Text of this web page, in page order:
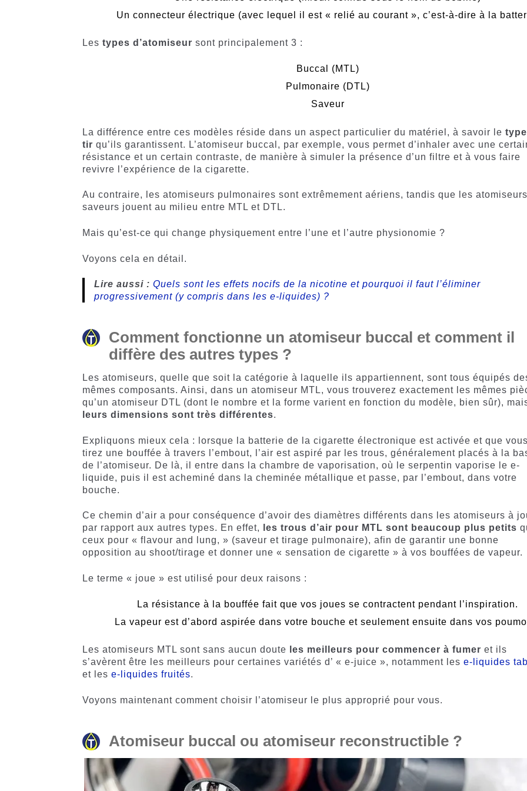
Un connecteur électrique (avec lequel il est « relié au courant », c’est-à-dire à la
Lestypes d’atomiseur sont principalement 3 :
Buccal (MTL)
Pulmonaire (DTL)
Saveur
La différence entre ces modèles réside dans un aspect particulier du matériel, à savoir le
tirqu’ils garantissent. L’atomiseur buccal, par exemple, vous permet d’inhaler avec une
résistance et un certain contraste, de manière à simuler la présence d’un filtre et à vous faire
revivre l’expérience de la cigarette.
Au contraire, les atomiseurs pulmonaires sont extrêmement aériens, tandis que les
saveurs jouent au milieu entre MTL et DTL.
Mais qu’est-ce qui change physiquement entre l’une et l’autre physionomie ?
Voyons cela en détail.
Lire aussi :Quels sont les effets nocifs de la nicotine et pourquoi il faut l’éliminer
progressivement (y compris dans les e-liquides) ?
Comment fonctionne un atomiseur buccal et comment il
diffère des autres types ?
Les atomiseurs, quelle que soit la catégorie à laquelle ils appartiennent, sont tous équipés
mêmes composants. Ainsi, dans un atomiseur MTL, vous trouverez exactement les mêmes
qu’un atomiseur DTL (dont le nombre et la forme varient en fonction du modèle, bien sûr),
leurs dimensions sont très différentes.
Expliquons mieux cela : lorsque la batterie de la cigarette électronique est activée et que vous
tirez une bouffée à travers l’embout, l’air est aspiré par les trous, généralement placés à la
de l’atomiseur. De là, il entre dans la chambre de vaporisation, où le serpentin vaporise le e-
liquide, puis il est acheminé dans la cheminée métallique et passe, par l’embout, dans votre
bouche.
Ce chemin d’air a pour conséquence d’avoir des diamètres différents dans les atomiseurs à
par rapport aux autres types. En effet,
les trous d’air pour MTL sont beaucoup plus petits
ceux pour « flavour and lung, » (saveur et tirage pulmonaire), afin de garantir une bonne
opposition au shoot/tirage et donner une « sensation de cigarette » à vos bouffées de vapeur.
Le terme « joue » est utilisé pour deux raisons :
La résistance à la bouffée fait que vos joues se contractent pendant l’inspiration.
La vapeur est d’abord aspirée dans votre bouche et seulement ensuite dans vos
Les atomiseurs MTL sont sans aucun doute les meilleurs pour commencer à fumer et ils
s’avèrent être les meilleurs pour certaines variétés d’ « e-juice », notamment lese-liquides
et lese-liquides fruités.
Voyons maintenant comment choisir l’atomiseur le plus approprié pour vous.
Atomiseur buccal ou atomiseur reconstructible ?